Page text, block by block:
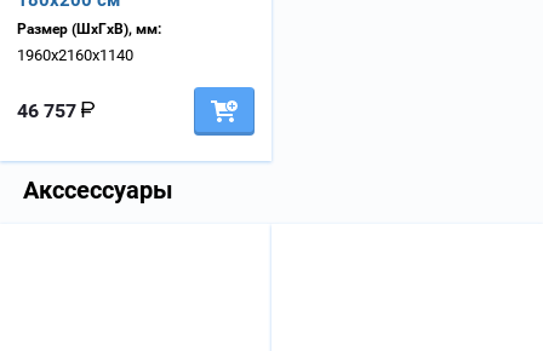
Размер (ШхГхВ), мм:
1960х2160х1140
46 757
Акссессуары